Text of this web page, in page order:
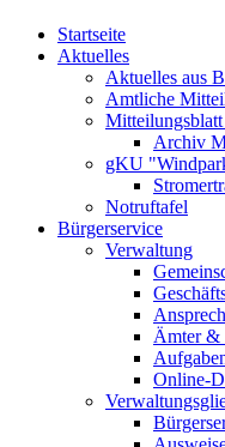
Startseite
Aktuelles
Aktuelles aus
Amtliche
Archiv
gKU
Notruftafel
Bürgerservice
Verwaltung
Ämter &
Online-